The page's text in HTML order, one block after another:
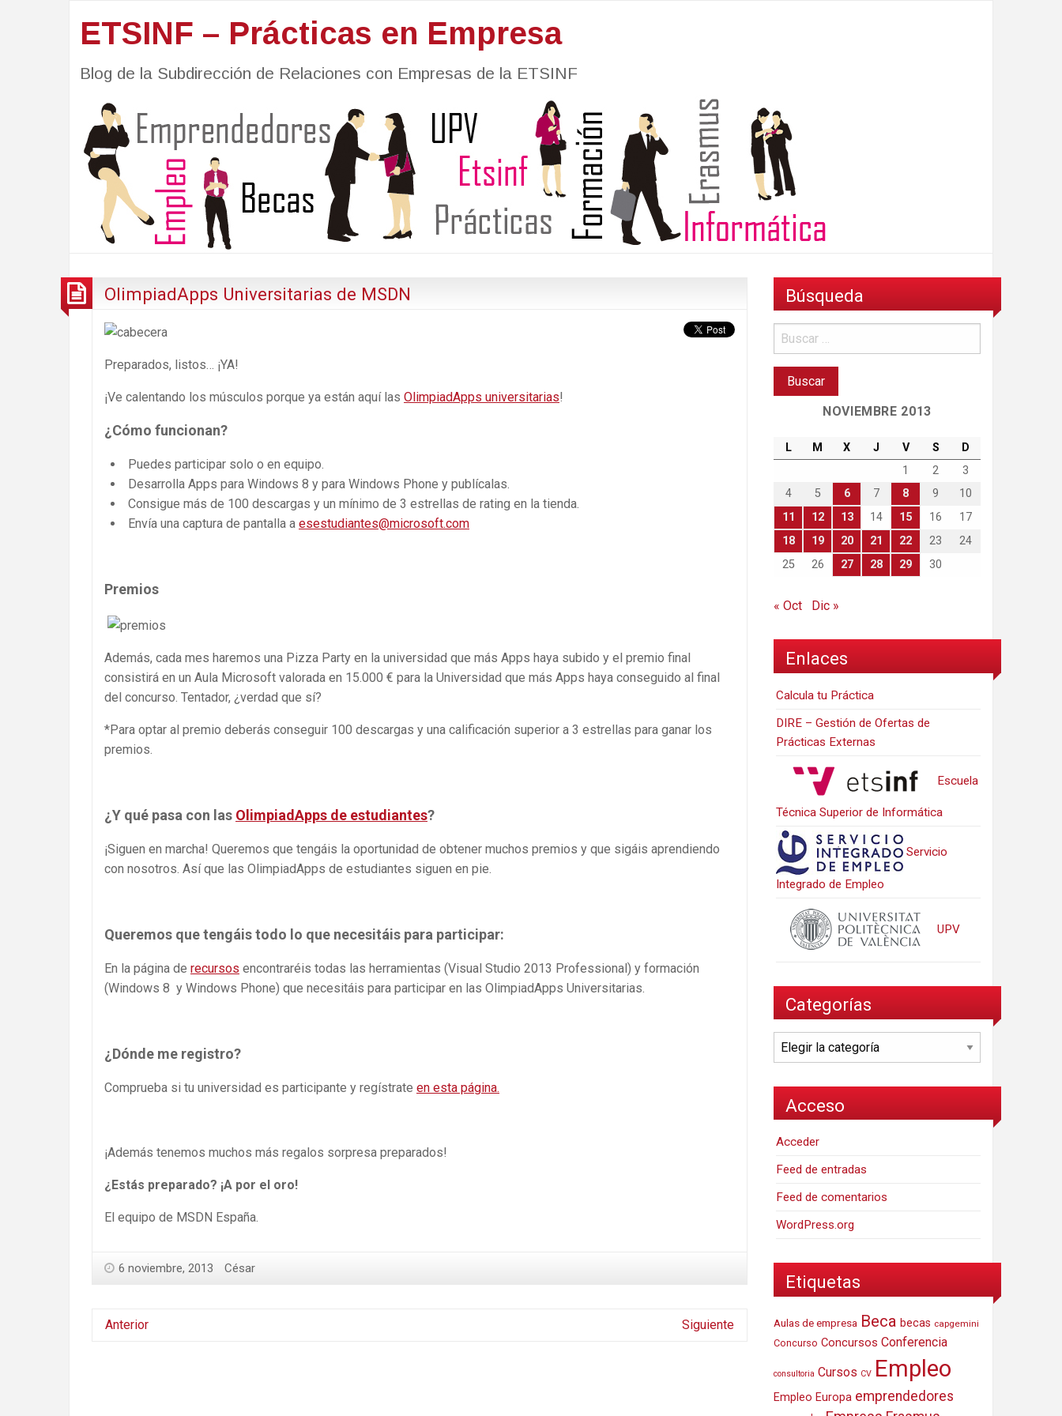
ETSINF – Prácticas en Empresa
Blog de la Subdirección de Relaciones con Empresas de la ETSINF
OlimpiadApps Universitarias de MSDN
Preparados, listos… ¡YA!
¡Ve calentando los músculos porque ya están aquí las OlimpiadApps universitarias!
¿Cómo funcionan?
Puedes participar solo o en equipo.
Desarrolla Apps para Windows 8 y para Windows Phone y publícalas.
Consigue más de 100 descargas y un mínimo de 3 estrellas de rating en la tienda.
Envía una captura de pantalla a esestudiantes@microsoft.com
Premios
Además, cada mes haremos una Pizza Party en la universidad que más Apps haya subido y el premio final
consistirá en un Aula Microsoft valorada en 15.000 € para la Universidad que más Apps haya conseguido al final
del concurso. Tentador, ¿verdad que sí?
*Para optar al premio deberás conseguir 100 descargas y una calificación superior a 3 estrellas para ganar los
premios.
¿Y qué pasa con las OlimpiadApps de estudiantes?
¡Siguen en marcha! Queremos que tengáis la oportunidad de obtener muchos premios y que sigáis aprendiendo
con nosotros. Así que las OlimpiadApps de estudiantes siguen en pie.
Queremos que tengáis todo lo que necesitáis para participar:
En la página de recursos encontraréis todas las herramientas (Visual Studio 2013 Professional) y formación
(Windows 8 y Windows Phone) que necesitáis para participar en las OlimpiadApps Universitarias.
¿Dónde me registro?
Comprueba si tu universidad es participante y regístrate en esta página.
¡Además tenemos muchos más regalos sorpresa preparados!
¿Estás preparado? ¡A por el oro!
El equipo de MSDN España.
6 noviembre, 2013 César
Anterior Siguiente
Búsqueda
NOVIEMBRE 2013
L M X J V S
D
1
2
3
4
5 6 7 8 9
10
11
12 13 14 15 16
17
18
19 20 21 22 23
24
25
26 27 28 29 30
« Oct Dic »
Enlaces
Calcula tu Práctica
DIRE – Gestión de Ofertas de
Prácticas Externas
Escuela
Técnica Superior de Informática
Servicio
Integrado de Empleo
UPV
Categorías
Categorías
Acceso
Acceder
Feed de entradas
Feed de comentarios
WordPress.org
Etiquetas
Aulas de empresa Beca becas capgemini
Concurso Concursos Conferencia
consultoria Cursos CV Empleo
Empleo Europa emprendedores